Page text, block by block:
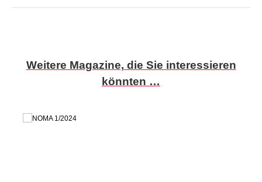
Produktgalerie überspringen
Weitere Magazine, die Sie interessieren
könnten …